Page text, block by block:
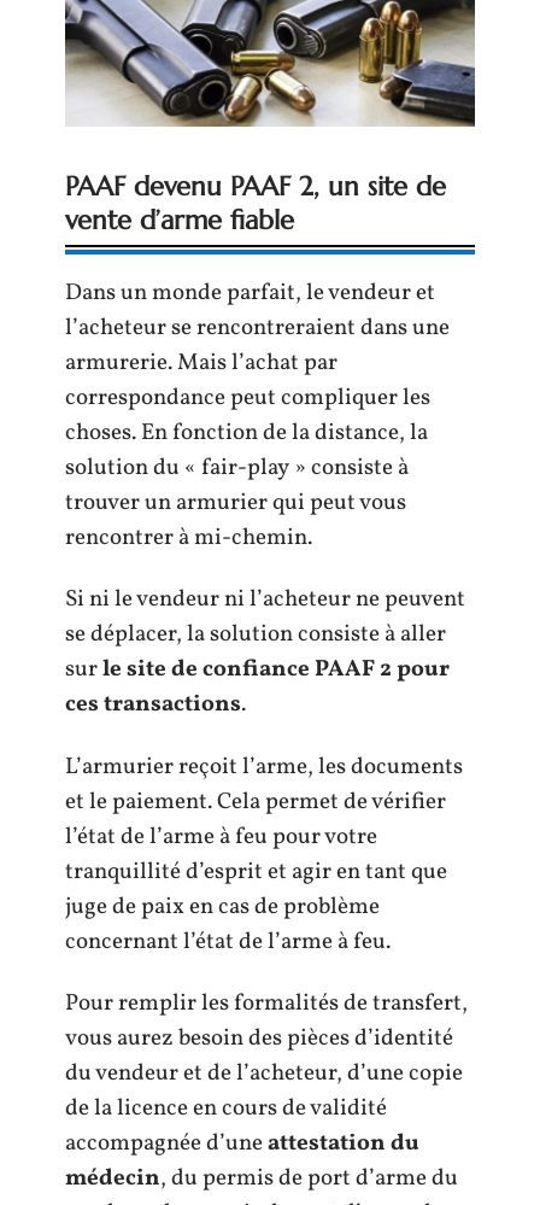
PAAF devenu PAAF 2, un site de
vente d’arme fiable
Dans un monde parfait, le vendeur et
l’acheteur se rencontreraient dans une
armurerie. Mais l’achat par
correspondance peut compliquer les
choses. En fonction de la distance, la
solution du « fair-play » consiste à
trouver un armurier qui peut vous
rencontrer à mi-chemin.
Si ni le vendeur ni l’acheteur ne peuvent
se déplacer, la solution consiste à aller
surle site de confiance PAAF 2 pour
ces transactions.
L’armurier reçoit l’arme, les documents
et le paiement. Cela permet de vérifier
l’état de l’arme à feu pour votre
tranquillité d’esprit et agir en tant que
juge de paix en cas de problème
concernant l’état de l’arme à feu.
Pour remplir les formalités de transfert,
vous aurez besoin des pièces d’identité
du vendeur et de l’acheteur, d’une copie
de la licence en cours de validité
accompagnée d’uneattestation du
médecin, du permis de port d’arme du